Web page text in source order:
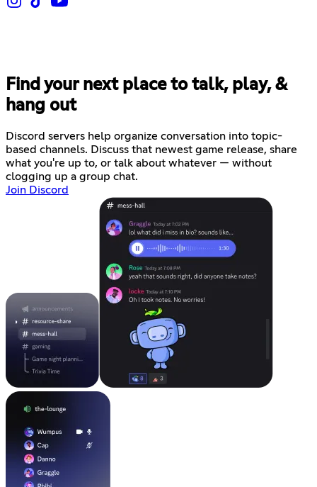
Find your next place to talk, play, &
hang out
Discord servers help organize conversation into topic-
based channels. Discuss that newest game release, share
what you're up to, or talk about whatever — without
clogging up a group chat.
Join Discord